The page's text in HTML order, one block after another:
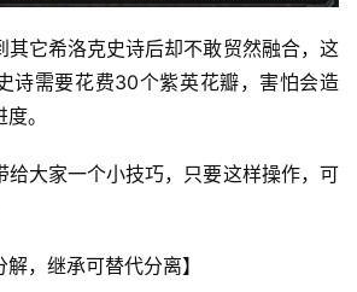
其它希洛克史诗后却不敢贸然融合，这
诗需要花费30个紫英花瓣，害怕会造
。
给大家一个小技巧，只要这样操作，可
解，继承可替代分离】